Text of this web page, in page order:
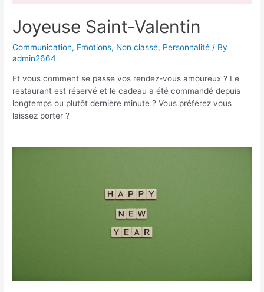
Joyeuse Saint-Valentin
Communication, Emotions, Non classé, Personnalité / By
admin2664
Et vous comment se passe vos rendez-vous amoureux ? Le
restaurant est réservé et le cadeau a été commandé depuis
longtemps ou plutôt dernière minute ? Vous préférez vous
laissez porter ?